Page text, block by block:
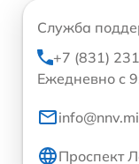
Служба
+7 (831)
Ежедневно с
Проспект